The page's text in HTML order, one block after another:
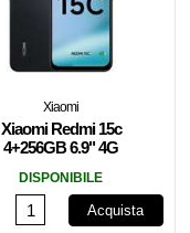
Xiaomi
Xiaomi Redmi 15c
4+256GB 6.9" 4G
DISPONIBILE
Acquista